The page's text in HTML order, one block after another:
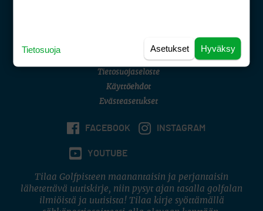
(digi) digi@otavamedia.fi
Tietosuojaseloste
Käyttöehdot
Evästeasetukset
FACEBOOK INSTAGRAM
YOUTUBE
Tilaa Golfpisteen maanantaisin ja perjantaisin
lähetettävä uutiskirje, niin pysyt ajan tasalla golfalan
ilmiöistä ja uutisista! Tilaa kirje syöttämällä
Hyväksy
Asetukset
Tietosuoja